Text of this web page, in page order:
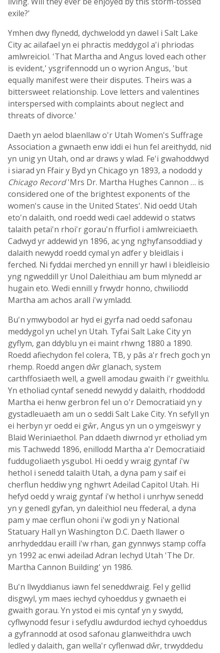
exile?'
Ymhen dwy flynedd, dychwelodd yn dawel i Salt Lake
City ac ailafael yn ei phractis meddygol a'i phriodas
amlwreiciol. 'That Martha and Angus loved each other
is evident,' ysgrifennodd un o wyrion Angus, 'but
equally manifest were their disputes. Theirs was a
bittersweet relationship. Love letters and valentines
interspersed with complaints about neglect and
threats of divorce.'
Daeth yn aelod blaenllaw o'r Utah Women's Suffrage
Association a gwnaeth enw iddi ei hun fel areithydd, nid
yn unig yn Utah, ond ar draws y wlad. Fe'i gwahoddwyd
i siarad yn Ffair y Byd yn Chicago yn 1893, a nododd y
Chicago Record'Mrs Dr. Martha Hughes Cannon … is
considered one of the brightest exponents of the
women's cause in the United States'. Nid oedd Utah
eto'n dalaith, ond roedd wedi cael addewid o statws
talaith petai'n rhoi'r gorau'n ffurfiol i amlwreiciaeth.
Cadwyd yr addewid yn 1896, ac yng nghyfansoddiad y
dalaith newydd roedd cymal yn adfer y bleidlais i
ferched. Ni fyddai merched yn ennill yr hawl i bleidleisio
yng ngweddill yr Unol Daleithiau am bum mlynedd ar
hugain eto. Wedi ennill y frwydr honno, chwiliodd
Martha am achos arall i'w ymladd.
Bu'n ymwybodol ar hyd ei gyrfa nad oedd safonau
meddygol yn uchel yn Utah. Tyfai Salt Lake City yn
gyflym, gan ddyblu yn ei maint rhwng 1880 a 1890.
Roedd afiechydon fel colera, TB, y pâs a'r frech goch yn
rhemp. Roedd angen dŵr glanach, system
carthffosiaeth well, a gwell amodau gwaith i'r gweithlu.
Yn etholiad cyntaf senedd newydd y dalaith, rhoddodd
Martha ei henw gerbron fel un o'r Democratiaid yn y
gystadleuaeth am un o seddi Salt Lake City. Yn sefyll yn
ei herbyn yr oedd ei gŵr, Angus yn un o ymgeiswyr y
Blaid Weriniaethol. Pan ddaeth diwrnod yr etholiad ym
mis Tachwedd 1896, enillodd Martha a'r Democratiaid
fuddugoliaeth ysgubol. Hi oedd y wraig gyntaf i'w
hethol i senedd talaith Utah, a dyna pam y saif ei
cherflun heddiw yng nghwrt Adeilad Capitol Utah. Hi
hefyd oedd y wraig gyntaf i'w hethol i unrhyw senedd
yn y genedl gyfan, yn daleithiol neu ffederal, a dyna
pam y mae cerflun ohoni i'w godi yn y National
Statuary Hall yn Washington D.C. Daeth llawer o
anrhydeddau eraill i'w rhan, gan gynnwys stamp coffa
yn 1992 ac enwi adeilad Adran Iechyd Utah 'The Dr.
Martha Cannon Building' yn 1986.
Bu'n llwyddianus iawn fel seneddwraig. Fel y gellid
disgwyl, ym maes iechyd cyhoeddus y gwnaeth ei
gwaith gorau. Yn ystod ei mis cyntaf yn y swydd,
cyflwynodd fesur i sefydlu awdurdod iechyd cyhoeddus
a gyfrannodd at osod safonau glanweithdra uwch
ledled y dalaith, gan wella'r cyflenwad dŵr, trwyddedu